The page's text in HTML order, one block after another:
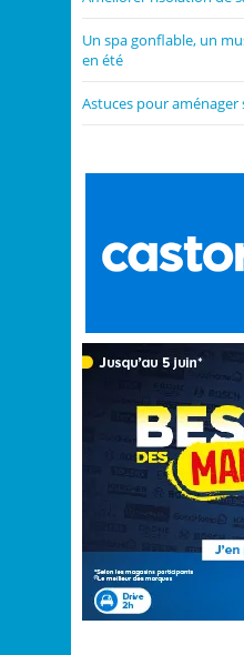
Un spa gonflable, un
en été
Astuces pour aménager